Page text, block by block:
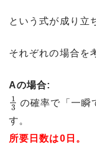
という式が成り立
それぞれの場合を
Aの場合:
1
3
の確率で「一瞬
す。
所要日数は0日。